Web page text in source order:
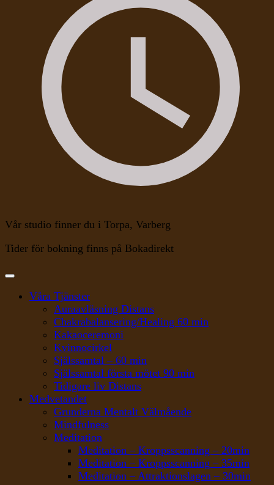
Vår studio finner du i Torpa, Varberg
Tider för bokning finns på Bokadirekt
Våra Tjänster
Auraavläsning Distans
Chakrabalansering/Healing 60 min
Kakaoceremoni
Kvinnocirkel
Själssamtal – 60 min
Själssamtal första mötet 90 min
Tidigare liv Distans
Medvetandet
Grunderna Mentalt Välmående
Mindfulness
Meditation
Meditation – Kroppsscanning – 20min
Meditation – Kroppsscanning – 35min
Meditation – Attraktionslagen – 30min